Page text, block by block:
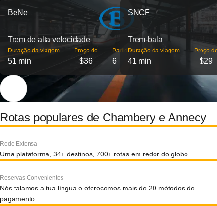
BeNe
Trem de alta velocidade
Duração da viagem
51 min
Preço de
$36
Partidas
6
SNCF
Trem-bala
Duração da viagem
41 min
Preço
$29
Rotas populares de Chambery e Annecy
Rede Extensa
Uma plataforma, 34+ destinos, 700+ rotas em redor do globo.
Reservas Convenientes
Nós falamos a tua língua e oferecemos mais de 20 métodos de
pagamento.